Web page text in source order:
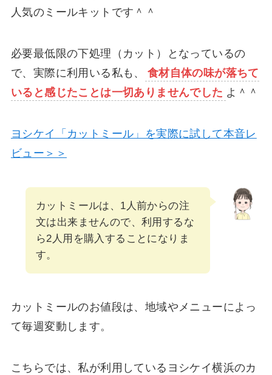
人気のミールキットです＾＾
必要最低限の下処理（カット）となっているの
で、実際に利用いる私も、
食材自体の味が落ちて
いると感じたことは一切ありませんでした よ＾＾
ヨシケイ「カットミール」を実際に試して本音レ
ビュー＞＞
カットミールは、1人前からの注
文は出来ませんので、利用するな
ら2人用を購入することになりま
す。
カットミールのお値段は、地域やメニューによっ
て毎週変動します。
こちらでは、私が利用しているヨシケイ横浜のカ